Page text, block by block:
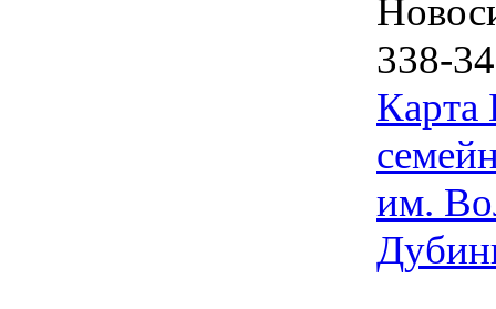
338-
Карта
им.